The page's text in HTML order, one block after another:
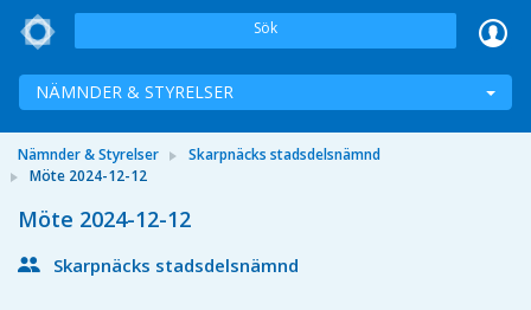
Sök
NÄMNDER & STYRELSER
Nämnder & Styrelser
Skarpnäcks stadsdelsnämnd
Möte 2024-12-12
Möte 2024-12-12
Skarpnäcks stadsdelsnämnd